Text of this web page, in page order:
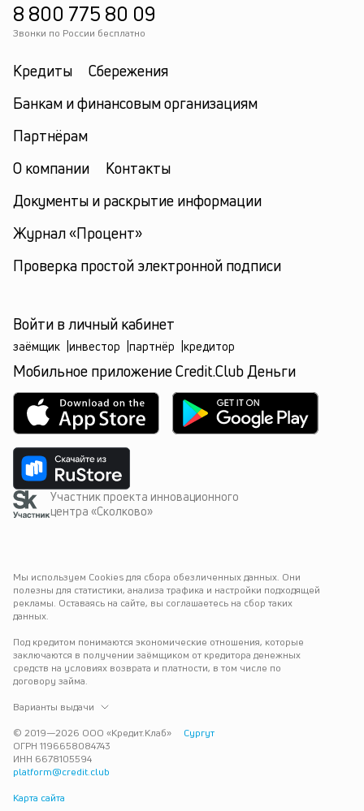
8 800 775 80 09
Звонки по России бесплатно
Кредиты
Сбережения
Банкам и финансовым организациям
Партнёрам
О компании
Контакты
Документы и раскрытие информации
Журнал «Процент»
Проверка простой электронной подписи
Мы используем Cookies для сбора обезличенных данных. Они
полезны для статистики, анализа трафика и настройки подходящей
рекламы. Оставаясь на сайте, вы соглашаетесь на сбор таких
данных.
Под кредитом понимаются экономические отношения, которые
заключаются в получении заёмщиком от кредитора денежных
средств на условиях возврата и платности, в том числе по
договору займа.
Варианты выдачи
© 2019—2026 ООО «Кредит.Клаб»
ОГРН 1196658084743
ИНН 6678105594
Сургут
platform@credit.club
Карта сайта
Войти в личный кабинет
заёмщик инвестор партнёр кредитор
Мобильное приложение Credit.Club Деньги
Участник проекта инновационного
центра «Сколково»